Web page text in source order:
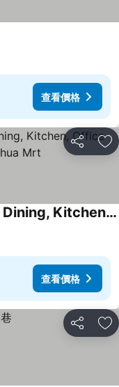
查看價格
分享 加
Unique Vintage 3b2b Living, Dining, Kitchen, Office Space, Zhongxiaodunhua Mrt
查看價格
分享 加